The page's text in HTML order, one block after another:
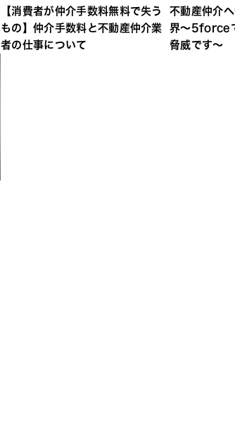
【消費者が仲介手数料無料で失う
もの】仲介手数料と不動産仲介業
者の仕事について
不動産仲介
界〜5force
脅威です〜